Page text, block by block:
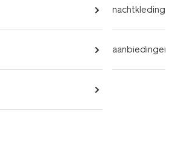
nachtkleding
aanbiedingen